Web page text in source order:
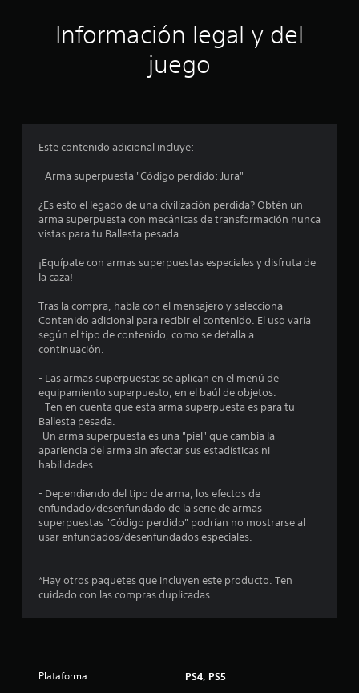
a
t
t
l
1
i
i
c
Información legal y del
juego
Este contenido adicional incluye:
- Arma superpuesta "Código perdido: Jura"
¿Es esto el legado de una civilización perdida? Obtén un
arma superpuesta con mecánicas de transformación nunca
vistas para tu Ballesta pesada.
¡Equípate con armas superpuestas especiales y disfruta de
la caza!
Tras la compra, habla con el mensajero y selecciona
Contenido adicional para recibir el contenido. El uso varía
según el tipo de contenido, como se detalla a
continuación.
- Las armas superpuestas se aplican en el menú de
equipamiento superpuesto, en el baúl de objetos.
- Ten en cuenta que esta arma superpuesta es para tu
Ballesta pesada.
-Un arma superpuesta es una "piel" que cambia la
apariencia del arma sin afectar sus estadísticas ni
habilidades.
- Dependiendo del tipo de arma, los efectos de
enfundado/desenfundado de la serie de armas
superpuestas "Código perdido" podrían no mostrarse al
usar enfundados/desenfundados especiales.
*Hay otros paquetes que incluyen este producto. Ten
cuidado con las compras duplicadas.
Plataforma: PS4, PS5